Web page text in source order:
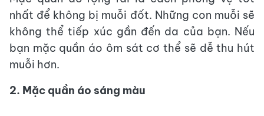
nhất để không bị muỗi đốt. Những con muỗi sẽ
không thể tiếp xúc gần đến da của bạn. Nếu
bạn mặc quần áo ôm sát cơ thể sẽ dễ thu hút
muỗi hơn.
2. Mặc quần áo sáng màu